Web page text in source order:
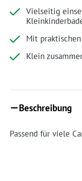
Vielseitig
Mit
Klein
Beschreibung
Passend für viele